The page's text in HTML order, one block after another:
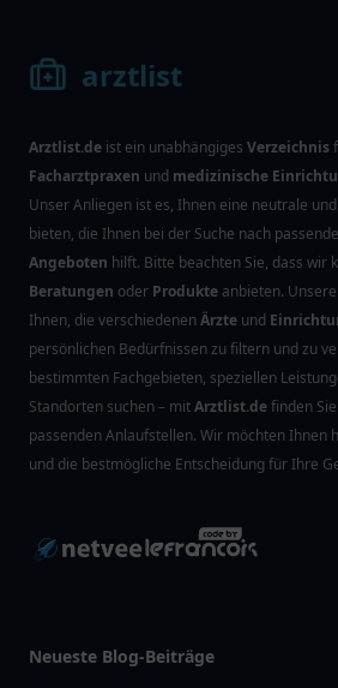
arztlist
Arztlist.de ist ein unabhängiges Verzeichnis
Facharztpraxen und medizinische
Unser Anliegen ist es, Ihnen eine neutrale
bieten, die Ihnen bei der Suche nach
Angeboten hilft. Bitte beachten Sie, dass wir
Beratungen oder Produkte anbieten.
Ihnen, die verschiedenenÄrzte und
persönlichen Bedürfnissen zu filtern und zu
bestimmten Fachgebieten, speziellen
Standorten suchen – mitArztlist.definden
passenden Anlaufstellen. Wir möchten Ihnen
und die bestmögliche Entscheidung für Ihre
Neueste Blog-Beiträge